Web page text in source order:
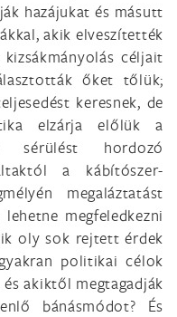
hazájukat és másutt
akik elveszítették
céljait
őket tőlük;
keresnek, de
elzárja előlük a
sérülést hordozó
a kábítószer-
megaláztatást
megfeledkezni
oly sok rejtett érdek
politikai célok
akiktől megtagadják
bánásmódot? És